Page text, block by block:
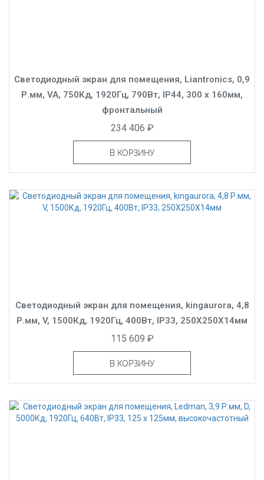
Светодиодный экран для помещения, Liantronics, 0,9
Р.мм, VA, 750Кд, 1920Гц, 790Вт, IP44, 300 x 160мм,
фронтальный
234 406 ₽
В КОРЗИНУ
Светодиодный экран для помещения, kingaurora, 4,8
Р.мм, V, 1500Кд, 1920Гц, 400Вт, IP33, 250X250X14мм
115 609 ₽
В КОРЗИНУ